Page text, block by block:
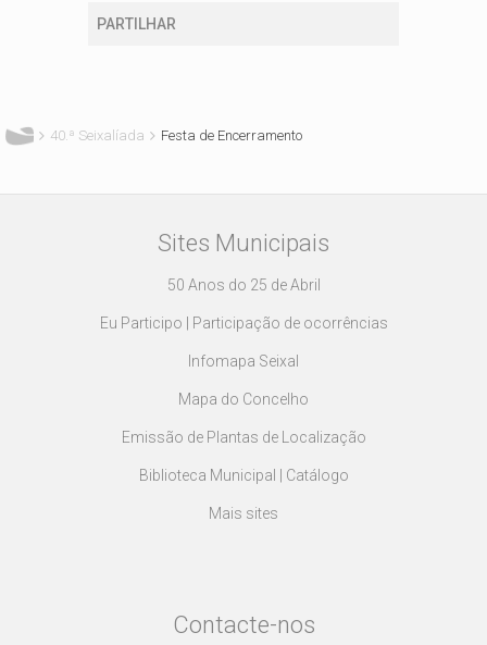
PARTILHAR
40.ª Seixalíada Festa de Encerramento
Sites Municipais
50 Anos do 25 de Abril
Eu Participo | Participação de ocorrências
Infomapa Seixal
Mapa do Concelho
Emissão de Plantas de Localização
Biblioteca Municipal | Catálogo
Mais sites
Contacte-nos